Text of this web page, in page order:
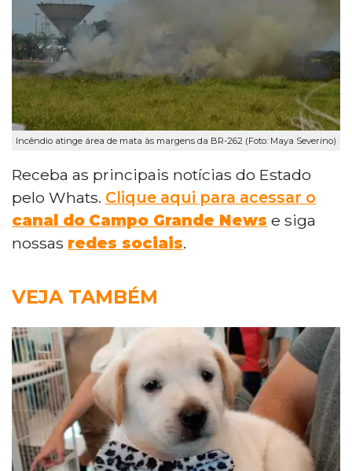
Incêndio atinge área de mata às margens da BR-262 (Foto: Maya Severino)
Receba as principais notícias do Estado
pelo Whats. Clique aqui para acessar o
canal do Campo Grande News e siga
nossas redes sociais.
VEJA TAMBÉM